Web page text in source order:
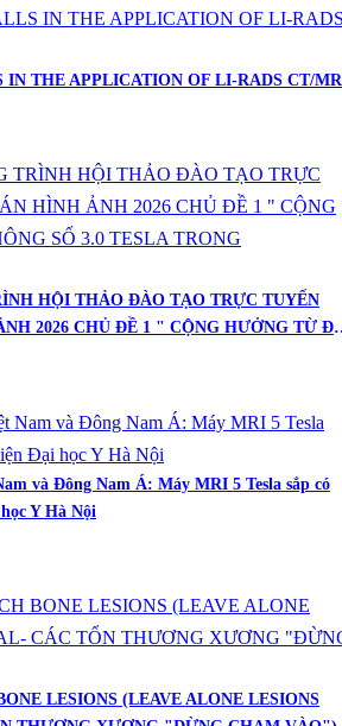
IN THE APPLICATION OF LI-RADS CT/
HỘI THẢO ĐÀO TẠO TRỰC TUYẾN
HƯỞNG TỪ ĐA
và Đông Nam Á: Máy MRI 5 Tesla sắp có
Y Hà Nội
LESIONS (LEAVE ALONE LESIONS